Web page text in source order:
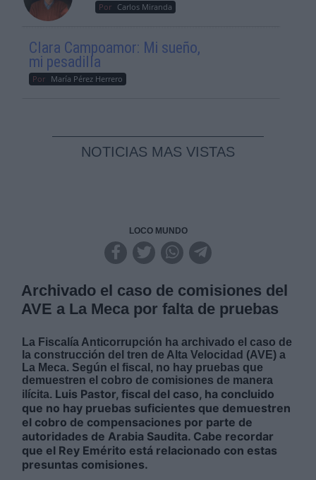
Por Carlos Miranda
Clara Campoamor: Mi sueño,
mi pesadilla
Por María Pérez Herrero
NOTICIAS MAS VISTAS
LOCO MUNDO
Archivado el caso de comisiones del
AVE a La Meca por falta de pruebas
La Fiscalía Anticorrupción ha archivado el caso de
la construcción del tren de Alta Velocidad (AVE) a
La Meca. Según el fiscal, no hay pruebas que
demuestren el cobro de comisiones de manera
ilícita. Luis Pastor, fiscal del caso, ha concluido
que no hay pruebas suficientes que demuestren
el cobro de compensaciones por parte de
autoridades de Arabia Saudita. Cabe recordar
que el Rey Emérito está relacionado con estas
presuntas comisiones.